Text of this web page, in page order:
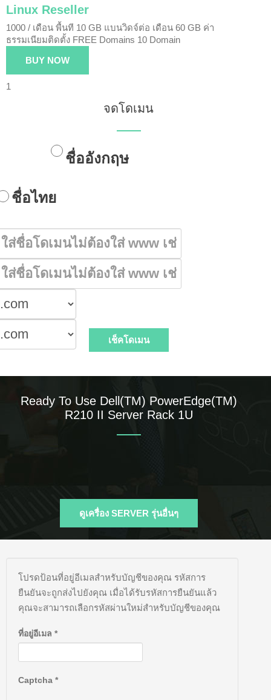
Linux Reseller
1000 / เดือน พื้นที 10 GB แบนวิดจ์ต่อ เดือน 60 GB ค่า
ธรรมเนียมติดตั้ง FREE Domains 10 Domain
BUY NOW
1
จดโดเมน
ชื่ออังกฤษ
ชื่อไทย
Ready To Use Dell(TM) PowerEdge(TM)
R210 II Server Rack 1U
ดูเครื่อง SERVER รุ่นอื่นๆ
โปรดป้อนที่อยู่อีเมลสำหรับบัญชีของคุณ รหัสการ
ยืนยันจะถูกส่งไปยังคุณ เมื่อได้รับรหัสการยืนยันแล้ว
คุณจะสามารถเลือกรหัสผ่านใหม่สำหรับบัญชีของคุณ
ที่อยู่อีเมล *
Captcha *